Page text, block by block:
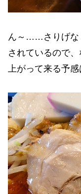
ん～……さりげな
されているので
上がって来る予